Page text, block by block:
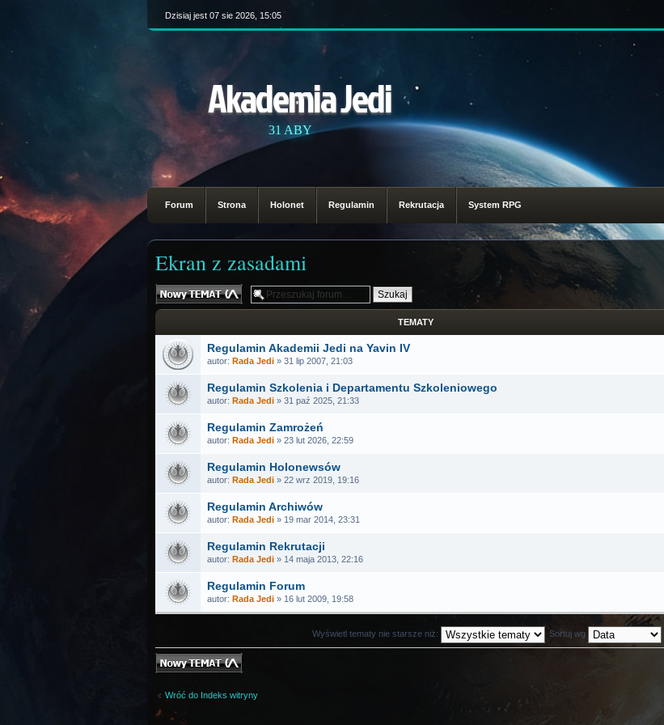
Dzisiaj jest 07 sie 2026, 15:05
Akademia Jedi
31 ABY
Forum Strona Holonet Regulamin Rekrutacja System RPG
Ekran z zasadami
Nowy temat
TEMATY
Regulamin Akademii Jedi na Yavin IV
autor: Rada Jedi » 31 lip 2007, 21:03
Regulamin Szkolenia i Departamentu Szkoleniowego
autor: Rada Jedi » 31 paź 2025, 21:33
Regulamin Zamrożeń
autor: Rada Jedi » 23 lut 2026, 22:59
Regulamin Holonewsów
autor: Rada Jedi » 22 wrz 2019, 19:16
Regulamin Archiwów
autor: Rada Jedi » 19 mar 2014, 23:31
Regulamin Rekrutacji
autor: Rada Jedi » 14 maja 2013, 22:16
Regulamin Forum
autor: Rada Jedi » 16 lut 2009, 19:58
Wyświetl tematy nie starsze niż: Sortuj wg
Nowy temat
Wróć do Indeks witryny